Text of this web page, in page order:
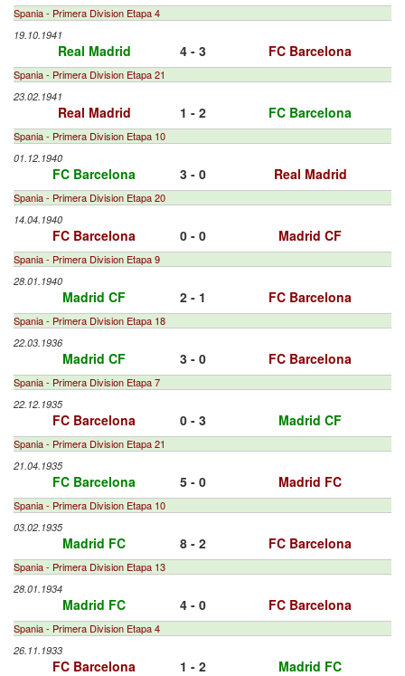
Spania - Primera Division Etapa 4
19.10.1941
Real Madrid 4 - 3 FC Barcelona
Spania - Primera Division Etapa 21
23.02.1941
Real Madrid 1 - 2 FC Barcelona
Spania - Primera Division Etapa 10
01.12.1940
FC Barcelona 3 - 0 Real Madrid
Spania - Primera Division Etapa 20
14.04.1940
FC Barcelona 0 - 0 Madrid CF
Spania - Primera Division Etapa 9
28.01.1940
Madrid CF 2 - 1 FC Barcelona
Spania - Primera Division Etapa 18
22.03.1936
Madrid CF 3 - 0 FC Barcelona
Spania - Primera Division Etapa 7
22.12.1935
FC Barcelona 0 - 3 Madrid CF
Spania - Primera Division Etapa 21
21.04.1935
FC Barcelona 5 - 0 Madrid FC
Spania - Primera Division Etapa 10
03.02.1935
Madrid FC 8 - 2 FC Barcelona
Spania - Primera Division Etapa 13
28.01.1934
Madrid FC 4 - 0 FC Barcelona
Spania - Primera Division Etapa 4
26.11.1933
FC Barcelona 1 - 2 Madrid FC